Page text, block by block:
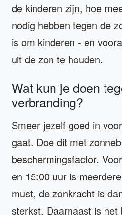
de kinderen zijn, hoe
nodig hebben tegen de
is om kinderen - en
uit de zon te houden.
Wat kun je doen
verbranding?
Smeer jezelf goed in
gaat. Doe dit met
beschermingsfactor.
en 15:00 uur is
must, de zonkracht is
sterkst. Daarnaast is het